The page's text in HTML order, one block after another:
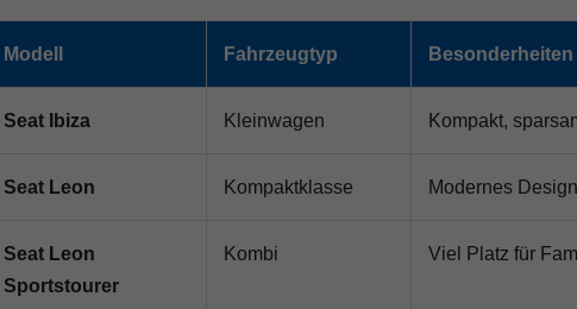
Modell Fahrzeugtyp Besonderheiten
Seat Ibiza Kleinwagen Kompakt,
Seat Leon Kompaktklasse Modernes
Seat Leon
Sportstourer
Kombi Viel Platz für